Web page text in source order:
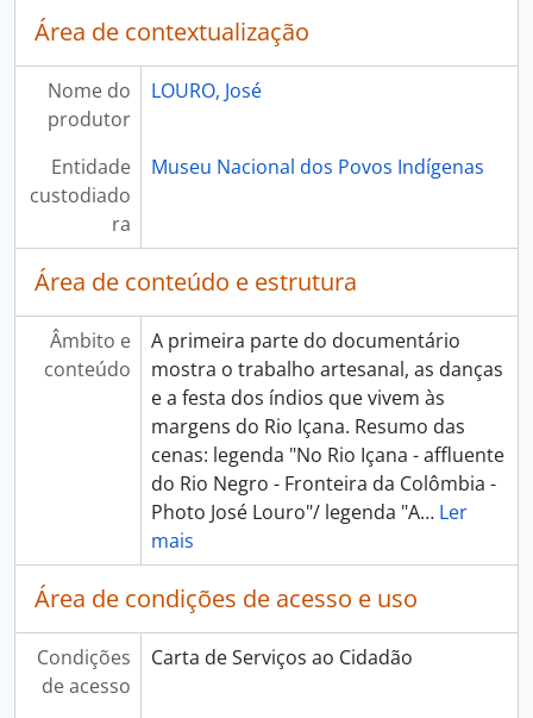
Área de contextualização
Nome do
produtor
LOURO, José
Entidade
custodiado
ra
Museu Nacional dos Povos Indígenas
Área de conteúdo e estrutura
Âmbito e
conteúdo
A primeira parte do documentário
mostra o trabalho artesanal, as danças
e a festa dos índios que vivem às
margens do Rio Içana. Resumo das
cenas: legenda "No Rio Içana - affluente
do Rio Negro - Fronteira da Colômbia -
Photo José Louro"/ legenda "A… Ler
mais
Área de condições de acesso e uso
Condições
de acesso
Carta de Serviços ao Cidadão